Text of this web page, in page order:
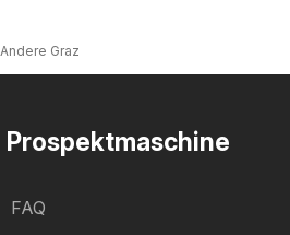
Andere Graz
Prospektmaschine
FAQ